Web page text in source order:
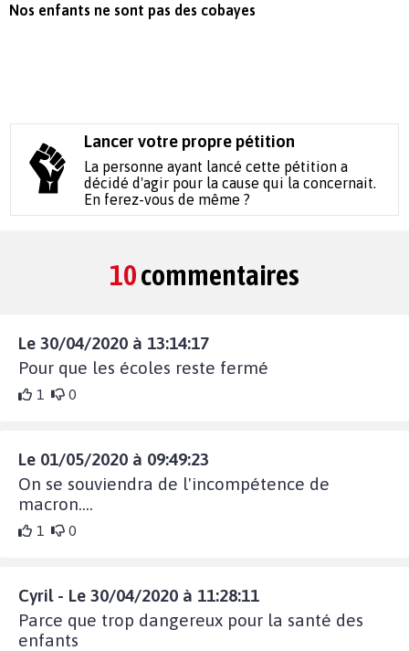
Nos enfants ne sont pas des cobayes
Lancer votre propre pétition
La personne ayant lancé cette pétition a
décidé d'agir pour la cause qui la concernait.
En ferez-vous de même ?
10commentaires
Le 30/04/2020 à 13:14:17
Pour que les écoles reste fermé
1 0
Le 01/05/2020 à 09:49:23
On se souviendra de l'incompétence de
macron....
1 0
Cyril - Le 30/04/2020 à 11:28:11
Parce que trop dangereux pour la santé des
enfants